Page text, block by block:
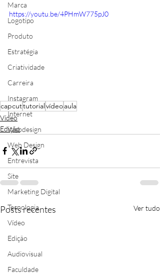
Marca
Logotipo
Produto
Estratégia
Criatividade
Carreira
Instagram
Internet
Webdesign
Web Design
Entrevista
Site
Marketing Digital
Tecnologia
Vídeo
Edição
Audiovisual
Faculdade
https://youtu.be/4PHmW775pJ0
capcuttutorialvídeoaula
Vídeo
Edição
Posts recentes Ver tudo